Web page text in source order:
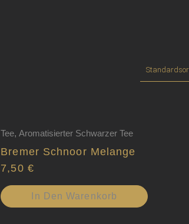
Tee,Aromatisierter Schwarzer Tee
Bremer Schnoor Melange
7,50 €
In Den Warenkorb